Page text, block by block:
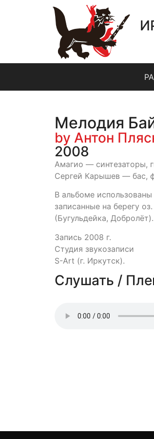
Мелодия
by Антон
2008
Амагио — синтезаторы,
Сергей Карышев — бас,
В альбоме
записанные на берегу
(Бугульдейка, Добролёт).
Запись 2008 г.
Студия звукозаписи
S-Art (г. Иркутск).
Слушать /